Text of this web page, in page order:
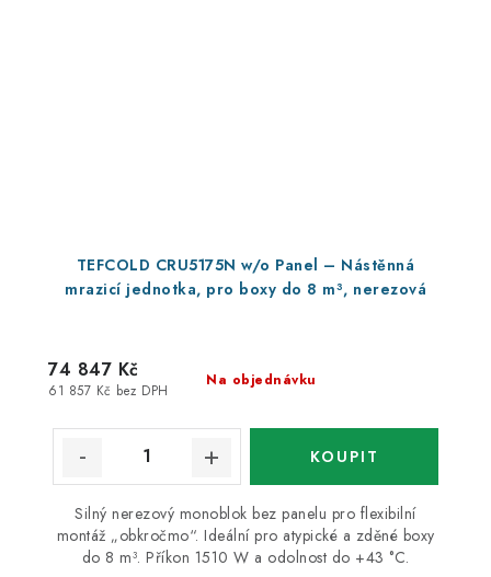
TEFCOLD CRU5175N w/o Panel – Nástěnná
mrazicí jednotka, pro boxy do 8 m³, nerezová
Na objednávku
61 857 Kč bez DPH
74 847 Kč
Silný nerezový monoblok bez panelu pro flexibilní
montáž „obkročmo“. Ideální pro atypické a zděné boxy
do 8 m³. Příkon 1510 W a odolnost do +43 °C.